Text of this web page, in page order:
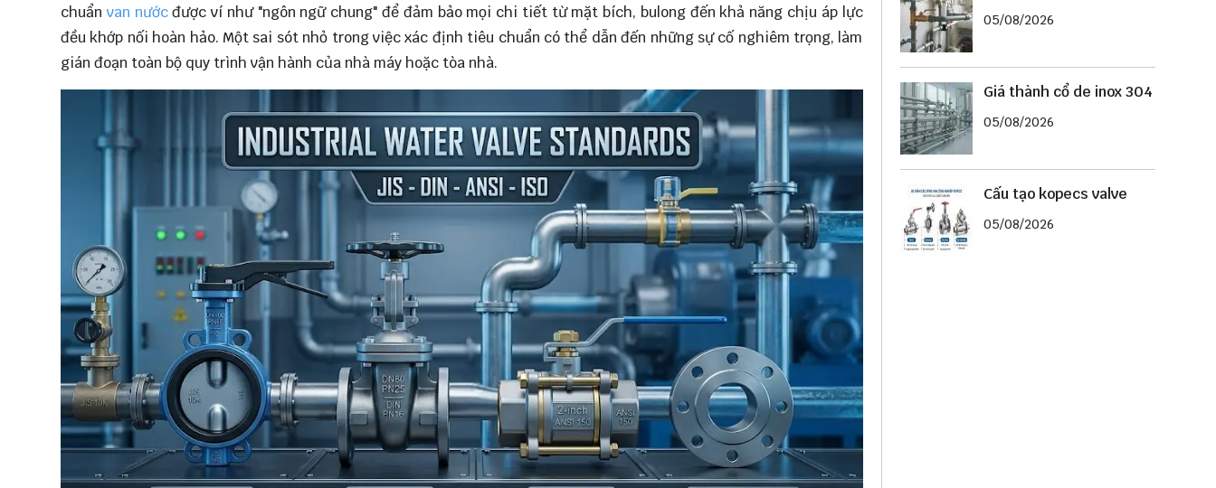
chuẩn van nước được ví như "ngôn ngữ chung" để đảm bảo mọi chi tiết từ mặt bích, bulong đến khả năng chịu áp lực
đều khớp nối hoàn hảo. Một sai sót nhỏ trong việc xác định tiêu chuẩn có thể dẫn đến những sự cố nghiêm trọng, làm
gián đoạn toàn bộ quy trình vận hành của nhà máy hoặc tòa nhà.
05/08/2026
Giá thành cổ de inox 304
05/08/2026
Cấu tạo kopecs valve
05/08/2026